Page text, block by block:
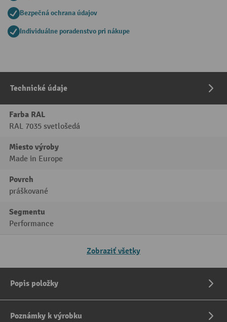
Bezpečná ochrana údajov
Individuálne poradenstvo pri nákupe
Technické údaje
Farba RAL
RAL 7035 svetlošedá
Miesto výroby
Made in Europe
Povrch
práškované
Segmentu
Performance
Zobraziť všetky
Popis položky
Poznámky k výrobku